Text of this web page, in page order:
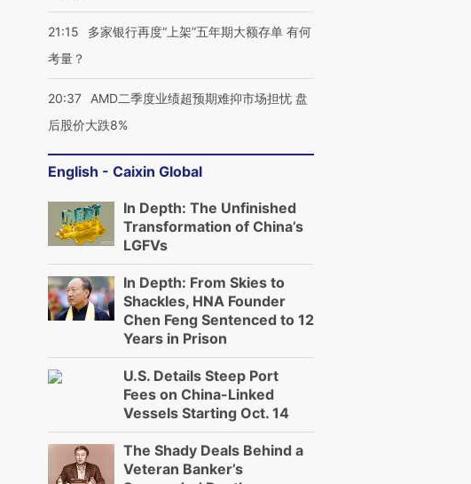
21:15
多家银行再度“上架”五年期大额存单 有何
考量？
20:37
AMD二季度业绩超预期难抑市场担忧 盘
后股价大跌8%
English - Caixin Global
In Depth: The Unfinished
Transformation of China’s
LGFVs
In Depth: From Skies to
Shackles, HNA Founder
Chen Feng Sentenced to 12
Years in Prison
U.S. Details Steep Port
Fees on China-Linked
Vessels Starting Oct. 14
The Shady Deals Behind a
Veteran Banker’s